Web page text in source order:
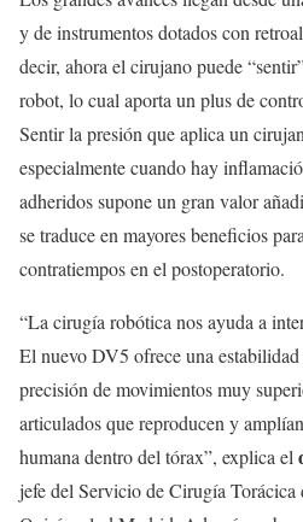
y de instrumentos dotados con
decir, ahora el cirujano puede
robot, lo cual aporta un plus de
Sentir la presión que aplica un
especialmente cuando hay
adheridos supone un gran valor
se traduce en mayores beneficios
contratiempos en el postoperatorio.
“La cirugía robótica nos ayuda a
El nuevo DV5 ofrece una
precisión de movimientos muy
articulados que reproducen y
humana dentro del tórax”, explica el
jefe del Servicio de Cirugía